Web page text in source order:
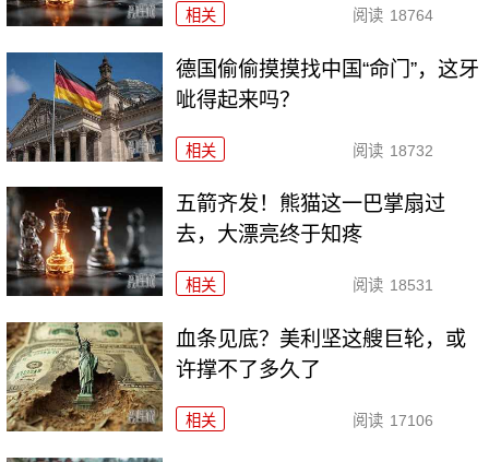
相关 阅读 18764
德国偷偷摸摸找中国“命门”，这牙
呲得起来吗？
相关 阅读 18732
五箭齐发！熊猫这一巴掌扇过
去，大漂亮终于知疼
相关 阅读 18531
血条见底？美利坚这艘巨轮，或
许撑不了多久了
相关 阅读 17106